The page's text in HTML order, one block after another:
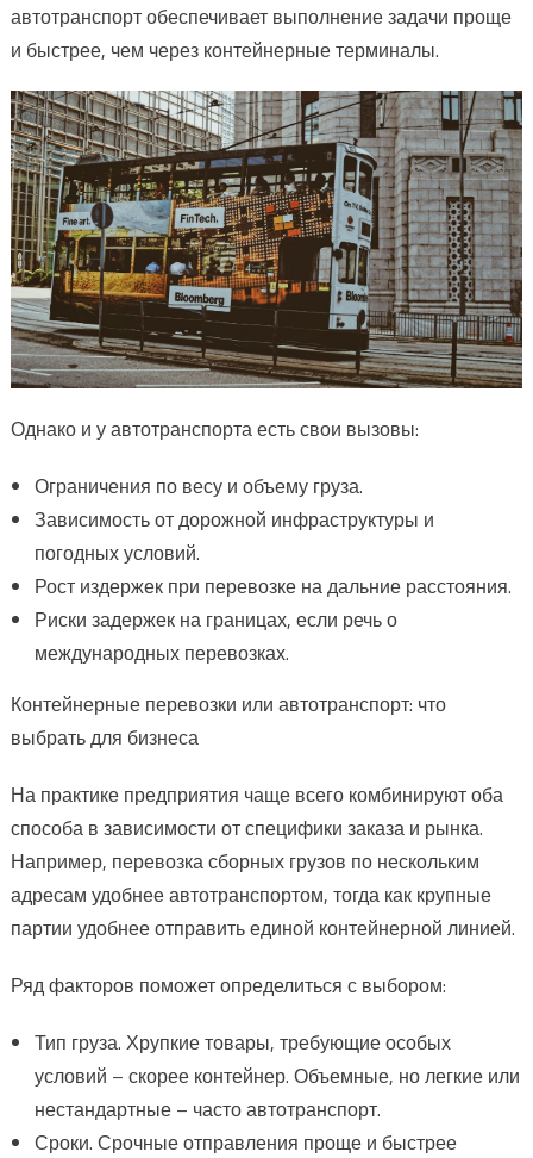
автотранспорт обеспечивает выполнение задачи проще
и быстрее, чем через контейнерные терминалы.
Однако и у автотранспорта есть свои вызовы:
Ограничения по весу и объему груза.
Зависимость от дорожной инфраструктуры и
погодных условий.
Рост издержек при перевозке на дальние расстояния.
Риски задержек на границах, если речь о
международных перевозках.
Контейнерные перевозки или автотранспорт: что
выбрать для бизнеса
На практике предприятия чаще всего комбинируют оба
способа в зависимости от специфики заказа и рынка.
Например, перевозка сборных грузов по нескольким
адресам удобнее автотранспортом, тогда как крупные
партии удобнее отправить единой контейнерной линией.
Ряд факторов поможет определиться с выбором:
Тип груза. Хрупкие товары, требующие особых
условий – скорее контейнер. Объемные, но легкие или
нестандартные – часто автотранспорт.
Сроки. Срочные отправления проще и быстрее